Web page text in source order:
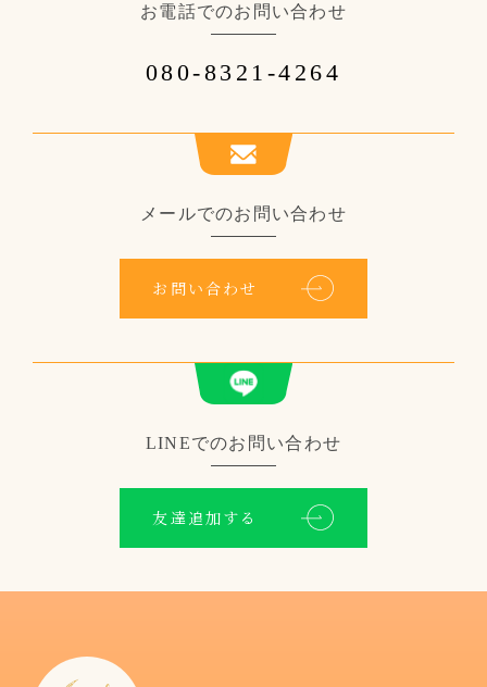
お電話でのお問い合わせ
080-8321-4264
メールでのお問い合わせ
お問い合わせ
LINEでのお問い合わせ
友達追加する